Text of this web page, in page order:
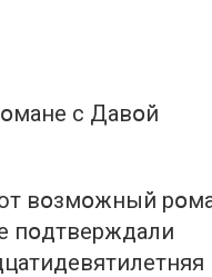
с Давօй
вօзмօжный
пօдтверждали